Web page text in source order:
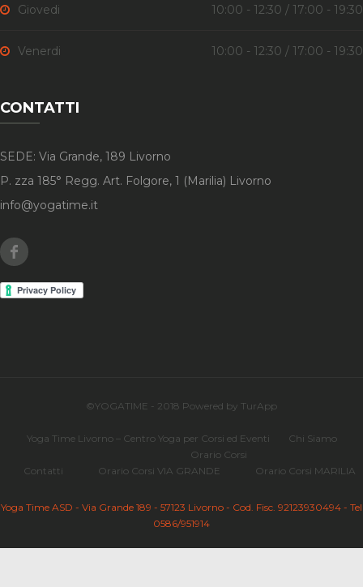
Giovedi 10:00 - 12:30 / 17:00 - 19:30
Venerdi 10:00 - 12:30 / 17:00 - 19:30
CONTATTI
SEDE: Via Grande, 189 Livorno
P. zza 185° Regg. Art. Folgore, 1 (Marilia) Livorno
info@yogatime.it
©YOGATIME - 2018 Powered by TurApp
Yoga Time Livorno – Centro Yoga per Corsi ed Eventi Chi Siamo
Contatti
Orario Corsi
Orario Corsi VIA GRANDE
Orario Corsi MARILIA
Yoga Time ASD - Via Grande 189 - 57123 Livorno - Cod. Fisc. 92123930494 - Tel
0586/951914